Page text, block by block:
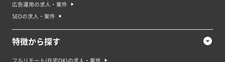
広告運用の求人・案件
SEOの求人・案件
特徴から探す
フルリモート(在宅OK)の求人・案件